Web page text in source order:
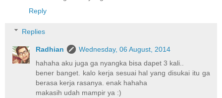
Reply
Replies
Radhian
Wednesday, 06 August, 2014
hahaha aku juga ga nyangka bisa dapet 3 kali..
bener banget. kalo kerja sesuai hal yang disukai itu ga
berasa kerja rasanya. enak hahaha
makasih udah mampir ya :)